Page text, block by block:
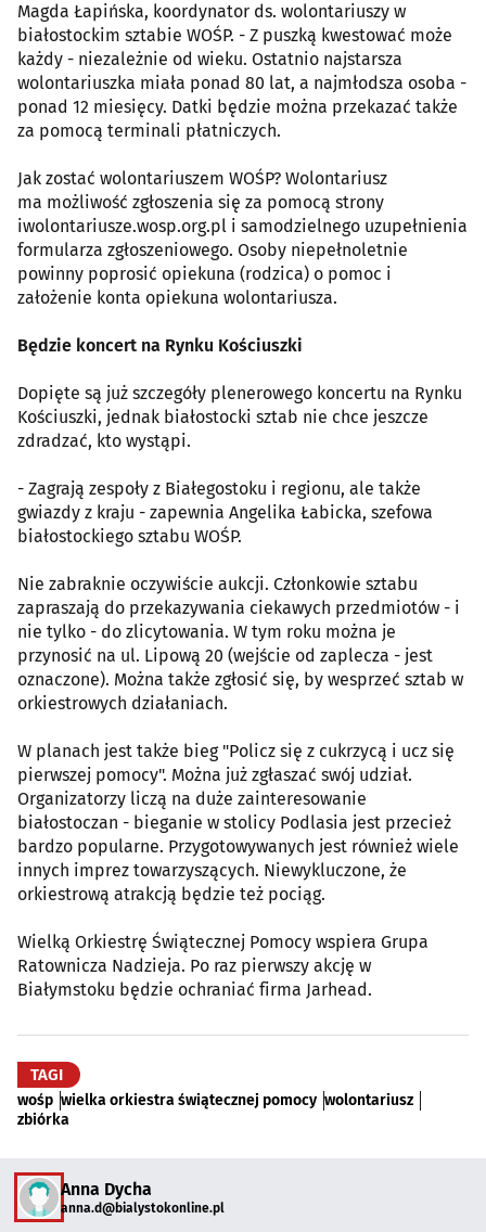
Magda Łapińska, koordynator ds. wolontariuszy w
białostockim sztabie WOŚP. - Z puszką kwestować może
każdy - niezależnie od wieku. Ostatnio najstarsza
wolontariuszka miała ponad 80 lat, a najmłodsza osoba -
ponad 12 miesięcy. Datki będzie można przekazać także
za pomocą terminali płatniczych.
Jak zostać wolontariuszem WOŚP? Wolontariusz
ma możliwość zgłoszenia się za pomocą strony
iwolontariusze.wosp.org.pl i samodzielnego uzupełnienia
formularza zgłoszeniowego. Osoby niepełnoletnie
powinny poprosić opiekuna (rodzica) o pomoc i
założenie konta opiekuna wolontariusza.
Będzie koncert na Rynku Kościuszki
Dopięte są już szczegóły plenerowego koncertu na Rynku
Kościuszki, jednak białostocki sztab nie chce jeszcze
zdradzać, kto wystąpi.
- Zagrają zespoły z Białegostoku i regionu, ale także
gwiazdy z kraju - zapewnia Angelika Łabicka, szefowa
białostockiego sztabu WOŚP.
Nie zabraknie oczywiście aukcji. Członkowie sztabu
zapraszają do przekazywania ciekawych przedmiotów - i
nie tylko - do zlicytowania. W tym roku można je
przynosić na ul. Lipową 20 (wejście od zaplecza - jest
oznaczone). Można także zgłosić się, by wesprzeć sztab w
orkiestrowych działaniach.
W planach jest także bieg "Policz się z cukrzycą i ucz się
pierwszej pomocy". Można już zgłaszać swój udział.
Organizatorzy liczą na duże zainteresowanie
białostoczan - bieganie w stolicy Podlasia jest przecież
bardzo popularne. Przygotowywanych jest również wiele
innych imprez towarzyszących. Niewykluczone, że
orkiestrową atrakcją będzie też pociąg.
Wielką Orkiestrę Świątecznej Pomocy wspiera Grupa
Ratownicza Nadzieja. Po raz pierwszy akcję w
Białymstoku będzie ochraniać firma Jarhead.
TAGI
wośp wielka orkiestra świątecznej pomocy wolontariusz
zbiórka
Anna Dycha
anna.d@bialystokonline.pl